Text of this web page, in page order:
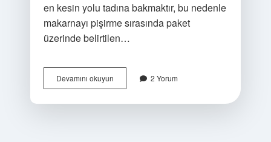
en kesin yolu tadına bakmaktır, bu nedenle
makarnayı pişirme sırasında paket
üzerinde belirtilen…
Devamını okuyunMakarna
Yağda
2 Yorum